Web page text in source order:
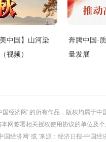
中国】山河染
视频）
奔腾中国·
量发展
经济网' 的所有作品，版权均属于
网签署相关授权使用协议的单位及
经济网' 或 '来源：经济日报-中国经